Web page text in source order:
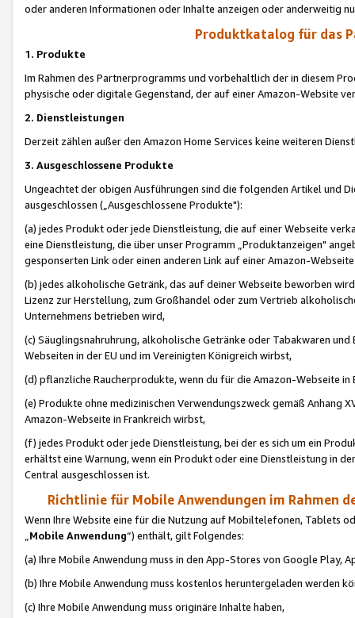
oder anderen Informationen oder Inhalte anzeigen oder anderweitig
Produktkatalog für das
1. Produkte
Im Rahmen des Partnerprogramms und vorbehaltlich der in diesem
physische oder digitale Gegenstand, der auf einer Amazon-Website
2. Dienstleistungen
Derzeit zählen außer den Amazon Home Services keine weiteren
3. Ausgeschlossene Produkte
Ungeachtet der obigen Ausführungen sind die folgenden Artikel und
ausgeschlossen („Ausgeschlossene Produkte"):
(a) jedes Produkt oder jede Dienstleistung, die auf einer Webseite
eine Dienstleistung, die über unser Programm „Produktanzeigen"
gesponserten Link oder einen anderen Link auf einer Amazon-
(b) jedes alkoholische Getränk, das auf deiner Webseite beworben
Lizenz zur Herstellung, zum Großhandel oder zum Vertrieb
Unternehmens betrieben wird,
(c) Säuglingsnahruhrung, alkoholische Getränke oder Tabakwaren
Webseiten in der EU und im Vereinigten Königreich wirbst,
(d) pflanzliche Raucherprodukte, wenn du für die Amazon-Webseite in
(e) Produkte ohne medizinischen Verwendungszweck gemäß Anhang
Amazon-Webseite in Frankreich wirbst,
(f) jedes Produkt oder jede Dienstleistung, bei der es sich um ein
erhältst eine Warnung, wenn ein Produkt oder eine Dienstleistung in
Central ausgeschlossen ist.
Richtlinie für Mobile Anwendungen im Rahmen
Wenn Ihre Website eine für die Nutzung auf Mobiltelefonen, Tablets
„Mobile Anwendung“) enthält, gilt Folgendes:
(a) Ihre Mobile Anwendung muss in den App-Stores von Google Play,
(b) Ihre Mobile Anwendung muss kostenlos heruntergeladen werden
(c) Ihre Mobile Anwendung muss originäre Inhalte haben,